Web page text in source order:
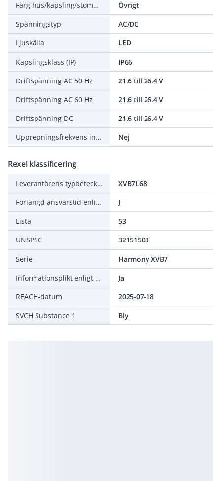
Färg hus/kapsling/stomme
Övrigt
Spänningstyp
AC/DC
Ljuskälla
LED
Kapslingsklass (IP)
IP66
Driftspänning AC 50 Hz
21.6 till 26.4 V
Driftspänning AC 60 Hz
21.6 till 26.4 V
Driftspänning DC
21.6 till 26.4 V
Upprepningsfrekvens inställbar
Nej
Rexel klassificering
Leverantörens typbeteckning
XVB7L68
Förlängd ansvarstid enligt ALEM-09
J
Lista
53
UNSPSC
32151503
Serie
Harmony XVB7
Informationsplikt enligt REACH
Ja
REACH-datum
2025-07-18
SVCH Substance 1
Bly